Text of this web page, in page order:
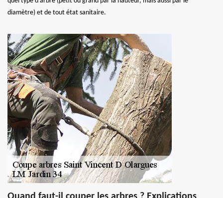
diamètre) et de tout état sanitaire.